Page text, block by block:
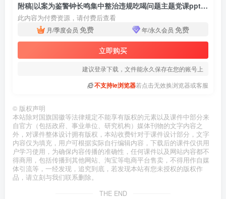
附稿|以案为鉴警钟长鸣集中整治违规吃喝问题主题党课ppt课件
此内容为付费资源，请付费后查看
月/季度会员 免费 年/永久会员 免费
立即购买
建议登录下载，文件能永久保存在您的账号上
不支持ie浏览器若点击无效换浏览器或客服
© 版权声明
本站除对国旗国徽等法律规定不能享有版权的元素以及课件中部分来
自官方（包括政府、事业单位、研究机构）媒体刊物的文字内容之
外，对课件整体设计拥有版权，本站收费针对于课件设计部分，文字
内容仅为填充，用户可根据实际自行编辑内容，下载后的课件仅供用
户学习使用，为确保内容传播的准确性，任何课件以及网站内容都不
得商用，包括传播到其他网站、淘宝等电商平台售卖，不得用作自媒
体引流等，一经发现，追究到底，若发现本站有您未授权的版权作
品，请立刻与我们联系删除。
THE END